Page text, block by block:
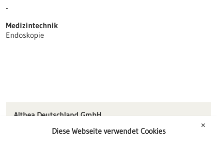
-
Medizintechnik
Endoskopie
Althea Deutschland GmbH
88630 Pfullendorf
✕
Diese Webseite verwendet Cookies